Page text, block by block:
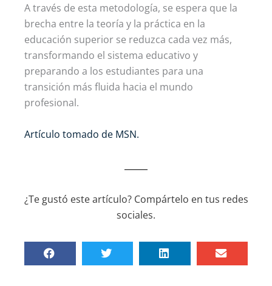
A través de esta metodología, se espera que la
brecha entre la teoría y la práctica en la
educación superior se reduzca cada vez más,
transformando el sistema educativo y
preparando a los estudiantes para una
transición más fluida hacia el mundo
profesional.
Artículo tomado de MSN.
¿Te gustó este artículo? Compártelo en tus redes
sociales.